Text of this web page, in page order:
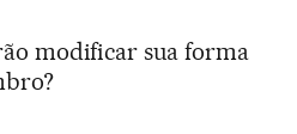
modificar sua forma